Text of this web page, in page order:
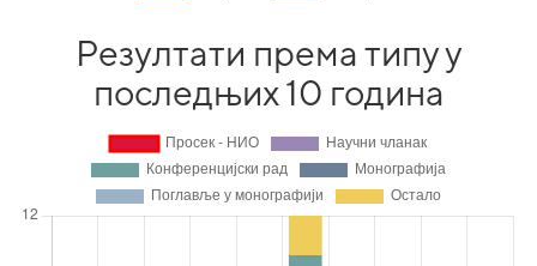
Резултати према типу у
последњих 10 година